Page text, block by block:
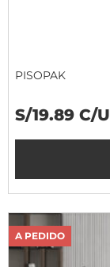
PISOPAK
S/19.89 C/U
A PEDIDO